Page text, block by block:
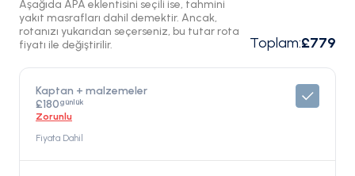
Aşağıda APA eklentisini seçili ise, tahmini
yakıt masrafları dahil demektir. Ancak,
rotanızı yukarıdan seçerseniz, bu tutar rota
fiyatı ile değiştirilir.
Toplam:£779
Kaptan + malzemeler
£180günlük
Zorunlu
Fiyata Dahil